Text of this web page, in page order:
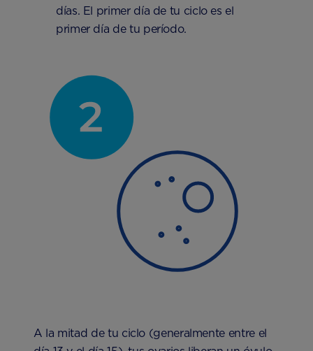
días. El primer día de tu ciclo es el
primer día de tu período.
A la mitad de tu ciclo (generalmente entre el